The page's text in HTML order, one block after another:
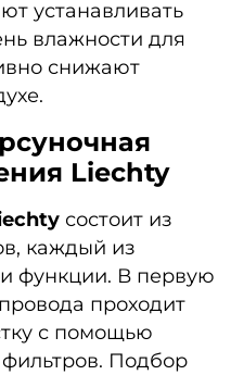
устанавливать
влажности для
снижают
Liechty
состоит из
каждый из
функции. В первую
проходит
с помощью
Подбор